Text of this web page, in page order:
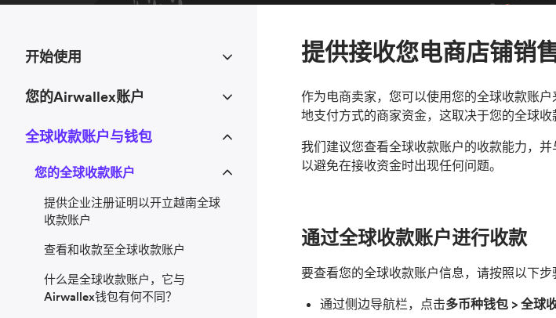
提供接收您电商店铺销
作为电商卖家，您可以使用您的全球收款账
地支付方式的商家资金，这取决于您的全球收
我们建议您查看全球收款账户的收款能力，
以避免在接收资金时出现任何问题。
通过全球收款账户进行收款
要查看您的全球收款账户信息，请按照以下步
通过侧边导航栏，点击多币种钱包 > 全球
开始使用
您的Airwallex账户
全球收款账户与钱包
您的全球收款账户
提供企业注册证明以开立越南全球
收款账户
查看和收款至全球收款账户
什么是全球收款账户，它与
Airwallex钱包有何不同？